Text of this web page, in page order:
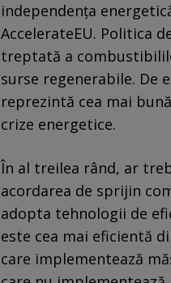
independența
AccelerateEU. Politica
treptată a
surse regenerabile. De
reprezintă cea mai
crize energetice.
În al treilea rând, ar
acordarea de sprijin
adopta tehnologii de
este cea mai eficientă
care implementează